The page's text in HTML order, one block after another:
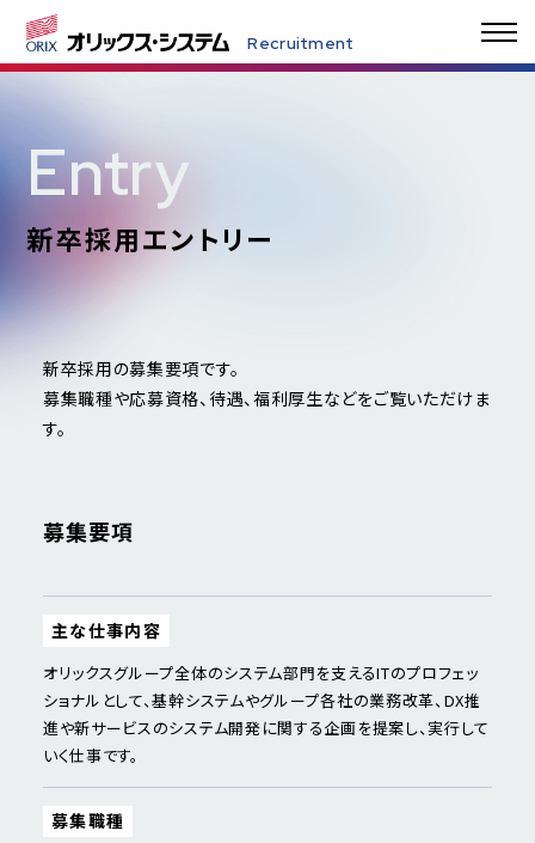
Recruitment
Playback! 私の就活
インタビュー
人材育成と各種制度
よくあるご質問／FAQs
Entry
新卒採用エントリー
新卒採用の募集要項です。
募集職種や応募資格、待遇、福利厚生などをご覧いただけま
す。
募集要項
主な仕事内容
オリックスグループ全体のシステム部門を支えるITのプロフェッ
ショナルとして、基幹システムやグループ各社の業務改革、DX推
進や新サービスのシステム開発に関する企画を提案し、実行して
いく仕事です。
募集職種